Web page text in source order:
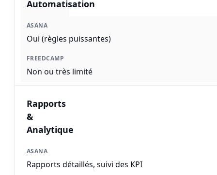
Automatisation
Oui (règles puissantes)
Non ou très limité
Rapports
&
Analytique
Rapports détaillés, suivi des KPI